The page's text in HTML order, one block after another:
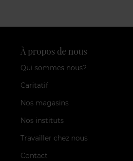
À propos de nous
Qui sommes nous?
Caritatif
Nos magasins
Nos instituts
Travailler chez nous
Contact